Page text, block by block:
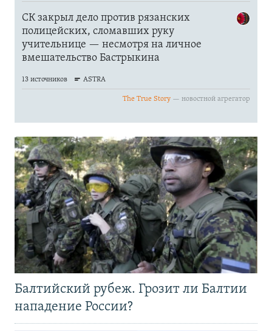
Балтийский рубеж. Грозит ли Балтии
нападение России?